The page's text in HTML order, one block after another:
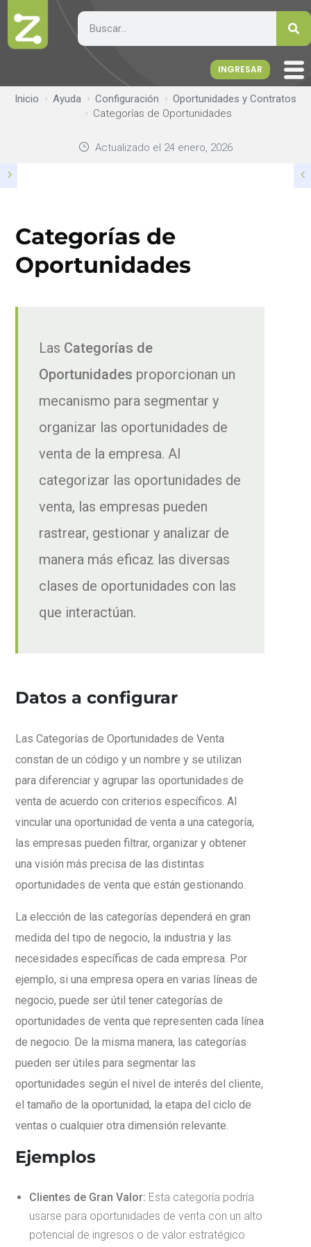
INGRESAR
Inicio Ayuda Configuración
Oportunidades y Contratos
Categorías de Oportunidades
Actualizado el 24 enero, 2026
Categorías de
Oportunidades
Las Categorías de
Oportunidades proporcionan un
mecanismo para segmentar y
organizar las oportunidades de
venta de la empresa. Al
categorizar las oportunidades de
venta, las empresas pueden
rastrear, gestionar y analizar de
manera más eficaz las diversas
clases de oportunidades con las
que interactúan.
Datos a configurar
Las Categorías de Oportunidades de Venta
constan de un código y un nombre y se utilizan
para diferenciar y agrupar las oportunidades de
venta de acuerdo con criterios específicos. Al
vincular una oportunidad de venta a una categoría,
las empresas pueden filtrar, organizar y obtener
una visión más precisa de las distintas
oportunidades de venta que están gestionando.
La elección de las categorías dependerá en gran
medida del tipo de negocio, la industria y las
necesidades específicas de cada empresa. Por
ejemplo, si una empresa opera en varias líneas de
negocio, puede ser útil tener categorías de
oportunidades de venta que representen cada línea
de negocio. De la misma manera, las categorías
pueden ser útiles para segmentar las
oportunidades según el nivel de interés del cliente,
el tamaño de la oportunidad, la etapa del ciclo de
ventas o cualquier otra dimensión relevante.
Ejemplos
Clientes de Gran Valor: Esta categoría podría
usarse para oportunidades de venta con un alto
potencial de ingresos o de valor estratégico